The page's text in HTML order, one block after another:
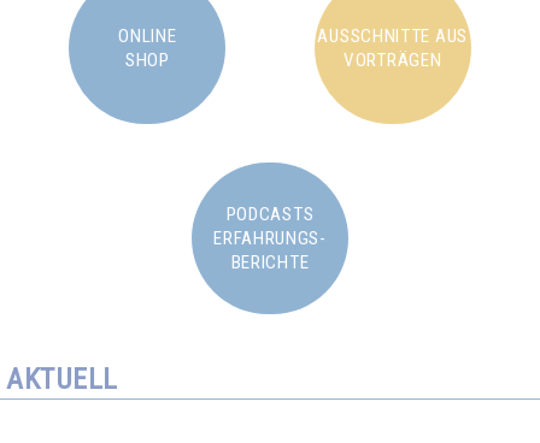
ONLINE
SHOP
AUSSCHNITTE AUS
VORTRÄGEN
PODCASTS
ERFAHRUNGS-
BERICHTE
AKTUELL